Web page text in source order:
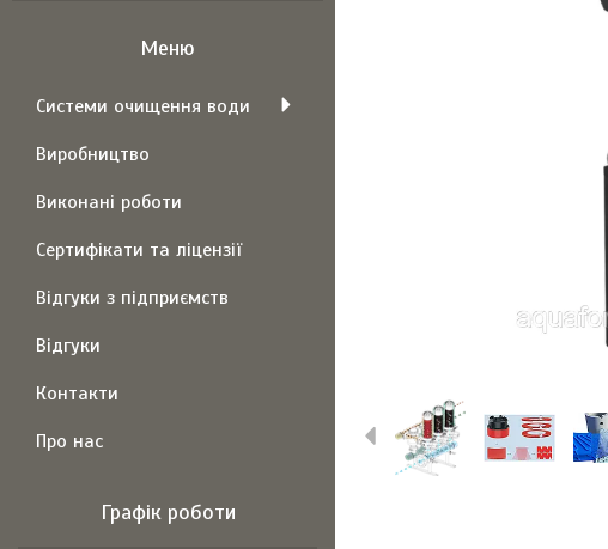
Системи очищення води
Виробництво
Виконані роботи
Сертифікати та ліцензії
Відгуки з підприємств
Відгуки
Контакти
Про нас
Графік роботи